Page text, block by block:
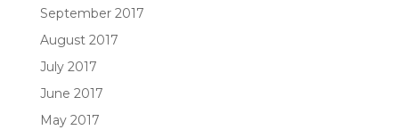
September 2017
August 2017
July 2017
June 2017
May 2017